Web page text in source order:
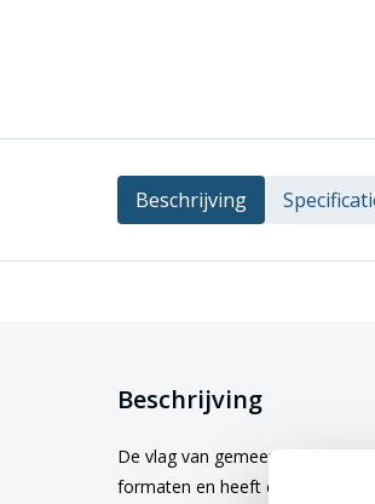
Beschrijving
Beschrijving
De vlag van gemeente
formaten en heeft een